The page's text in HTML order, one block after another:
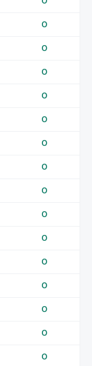
0
0
0
0
0
0
0
0
0
0
0
0
0
0
0